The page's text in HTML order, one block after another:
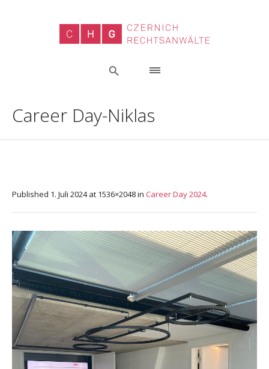
Career Day-Niklas
Published 1. Juli 2024at 1536×2048 in Career Day 2024.